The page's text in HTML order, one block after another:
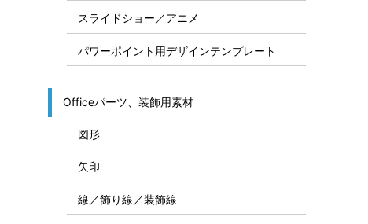
スライドショー／アニメ
パワーポイント用デザインテンプレート
Officeパーツ、装飾用素材
図形
矢印
線／飾り線／装飾線